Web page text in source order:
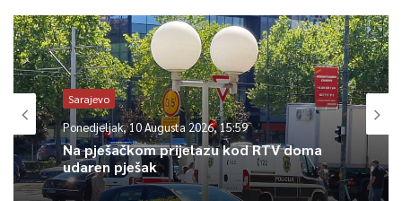
Sarajevo
Ponedjeljak, 10 Augusta 2026, 15:59
Na pješačkom prijelazu kod RTV doma
udaren pješak